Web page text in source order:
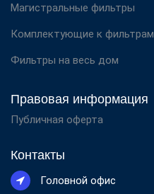
Магистральные фильтры
Комплектующие к фильтрам
Фильтры на весь дом
Правовая информация
Публичная оферта
Контакты
Головной офис